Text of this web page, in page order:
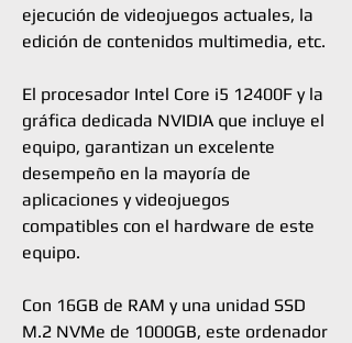
ejecución de videojuegos actuales, la
edición de contenidos multimedia, etc.
El procesador Intel Core i5 12400F y la
gráfica dedicada NVIDIA que incluye el
equipo, garantizan un excelente
desempeño en la mayoría de
aplicaciones y videojuegos
compatibles con el hardware de este
equipo.
Con 16GB de RAM y una unidad SSD
M.2 NVMe de 1000GB, este ordenador